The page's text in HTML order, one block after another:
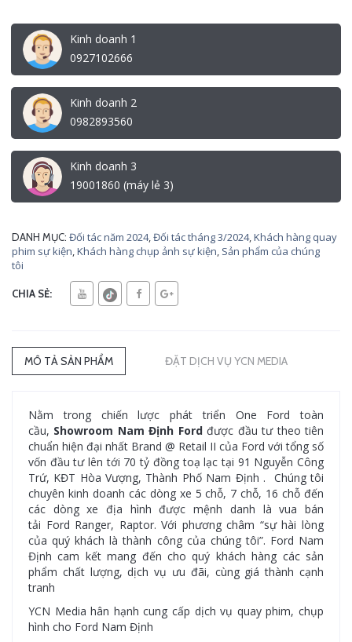
Kinh doanh 1
0927102666
Kinh doanh 2
0982893560
Kinh doanh 3
19001860 (máy lẻ 3)
DANH MỤC: Đối tác năm 2024,Đối tác tháng 3/2024,Khách hàng quay
phim sự kiện,Khách hàng chụp ảnh sự kiện, Sản phẩm của chúng
tôi
CHIA SẺ:
MÔ TẢ SẢN PHẨM ĐẶT DỊCH VỤ YCN MEDIA
Nằm trong chiến lược phát triển One Ford toàn
cầu, Showroom Nam Định Fordđược đầu tư theo tiên
chuẩn hiện đại nhất Brand @ Retail II của Ford với tổng số
vốn đầu tư lên tới 70 tỷ đồng toạ lạc tại 91 Nguyễn Công
Trứ, KĐT Hòa Vượng, Thành Phố Nam Định . Chúng tôi
chuyên kinh doanh các dòng xe 5 chỗ, 7 chỗ, 16 chỗ đến
các dòng xe địa hình được mệnh danh là vua bán
tải Ford Ranger, Raptor. Với phương châm “sự hài lòng
của quý khách là thành công của chúng tôi”. Ford Nam
Định cam kết mang đến cho quý khách hàng các sản
phẩm chất lượng, dịch vụ ưu đãi, cùng giá thành cạnh
tranh
YCN Media hân hạnh cung cấp dịch vụ quay phim, chụp
hình cho Ford Nam Định